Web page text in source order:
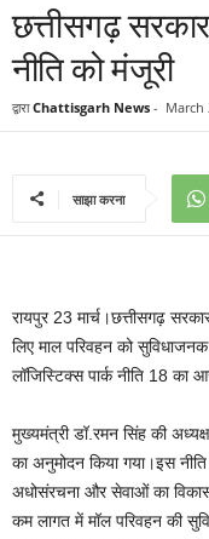
छत्तीसगढ़
नीति को मंजूरी
द्वारा Chattisgarh News - March
साझा करना
रायपुर 23 मार्च।छत्तीसगढ़
लिए माल परिवहन को
लॉजिस्टिक्स पार्क नीति 18 का
मुख्यमंत्री डॉ.रमन सिंह की
का अनुमोदन किया गया।इस
अधोसंरचना और सेवाओं का विकास
कम लागत में मॉल परिवहन की